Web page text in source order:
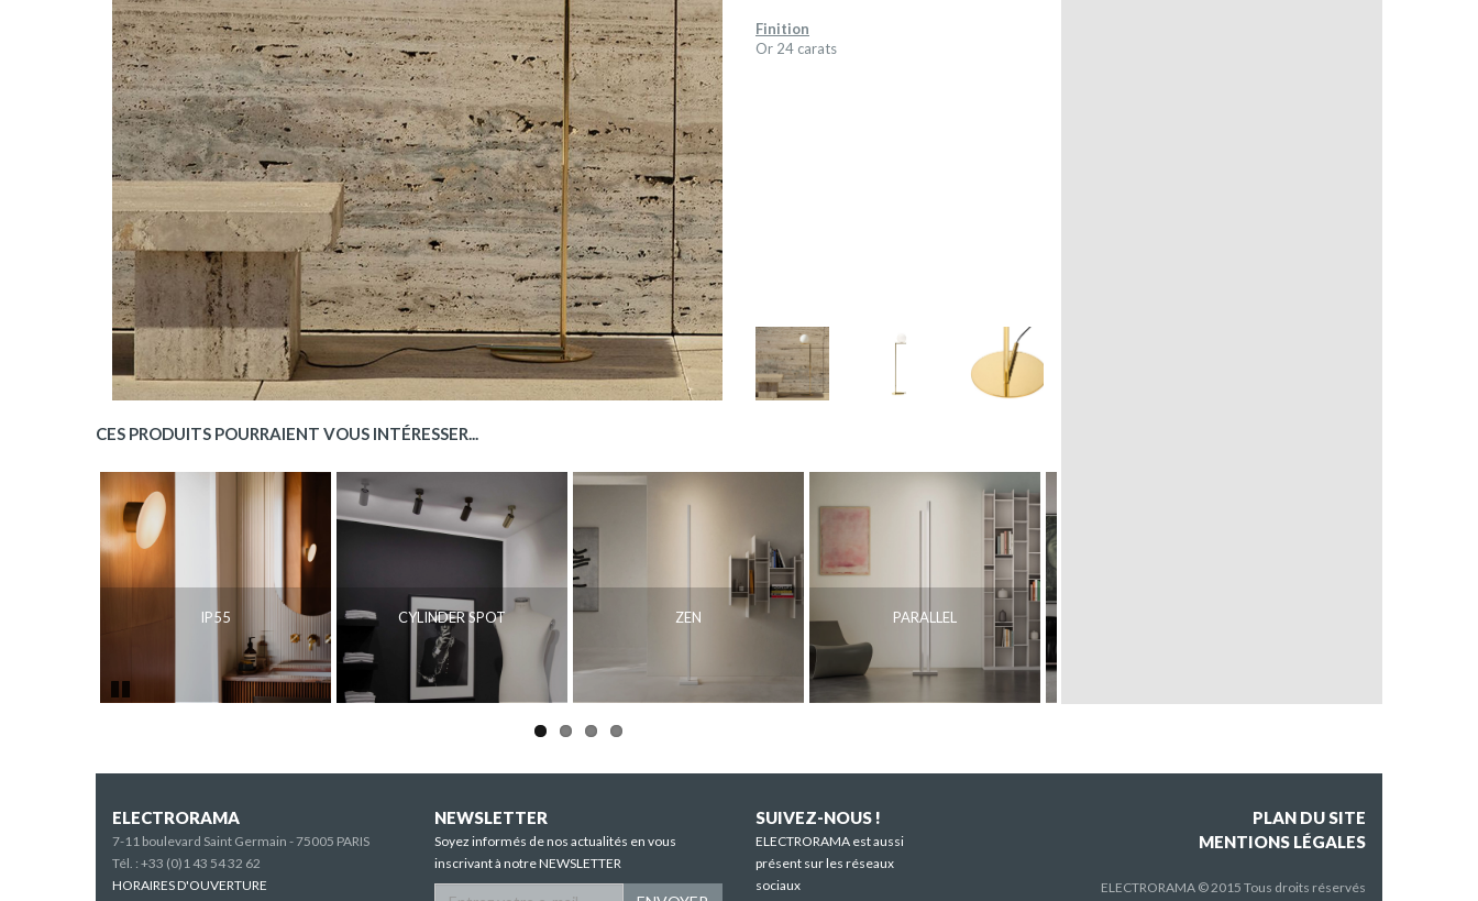
Finition
Or 24 carats
CES PRODUITS POURRAIENT VOUS INTÉRESSER...
IP55 CYLINDER SPOT ZEN PARALLEL
ELECTRORAMA
7-11 boulevard Saint Germain - 75005 PARIS
Tél. : +33 (0)1 43 54 32 62
HORAIRES D'OUVERTURE
NEWSLETTER
Soyez informés de nos actualités en vous
inscrivant à notre NEWSLETTER
SUIVEZ-NOUS !
ELECTRORAMA est aussi
présent sur les réseaux
sociaux
PLAN DU SITE
MENTIONS LÉGALES
ELECTRORAMA © 2015 Tous droits réservés